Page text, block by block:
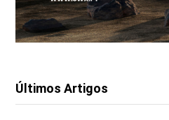
Últimos Artigos